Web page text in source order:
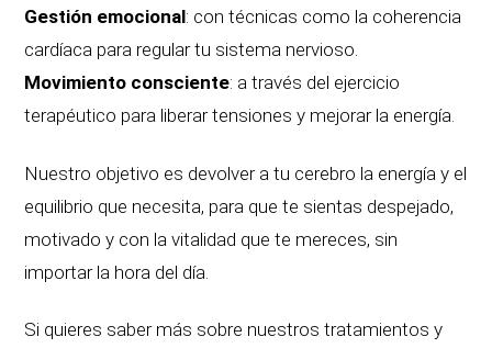
Gestión emocional: con técnicas como la coherencia
cardíaca para regular tu sistema nervioso.
Movimiento consciente: a través del ejercicio
terapéutico para liberar tensiones y mejorar la energía.
Nuestro objetivo es devolver a tu cerebro la energía y el
equilibrio que necesita, para que te sientas despejado,
motivado y con la vitalidad que te mereces, sin
importar la hora del día.
Si quieres saber más sobre nuestros tratamientos y